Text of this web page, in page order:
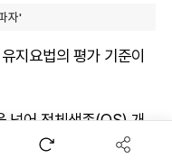
자'
지요법의 평가 기준이
넘어 전체생존(OS) 개
지표로 자리 잡으면서